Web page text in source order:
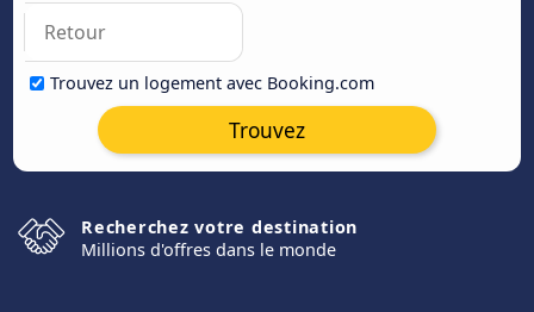
Trouvez un logement avec Booking.com
Trouvez
Recherchez votre destination
Millions d'offres dans le monde